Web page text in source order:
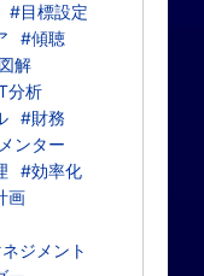
#目標設定
#傾聴
解
分析
#財務
ンター
#効率化
画
ジメント